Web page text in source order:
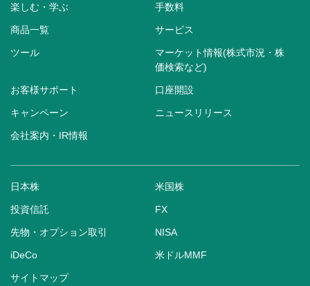
楽しむ・学ぶ 手数料
商品一覧 サービス
ツール
マーケット情報(株式市況・株
価検索など)
お客様サポート 口座開設
キャンペーン ニュースリリース
会社案内・IR情報
日本株 米国株
投資信託 FX
先物・オプション取引 NISA
iDeCo 米ドルMMF
サイトマップ